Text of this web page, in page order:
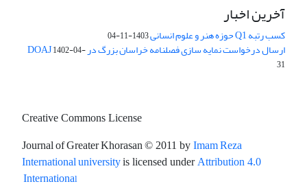
آخرین اخبار
کسب رتبه Q1 حوزه هنر و علوم انسانی 1403-11-04
ارسال درخواست نمایه سازی فصلنامه خراسان بزرگ در DOAJ1402-04-
31
Creative Commons License
Journal of Greater Khorasan© 2011 by Imam Reza
International universityis licensed underAttribution 4.0
International